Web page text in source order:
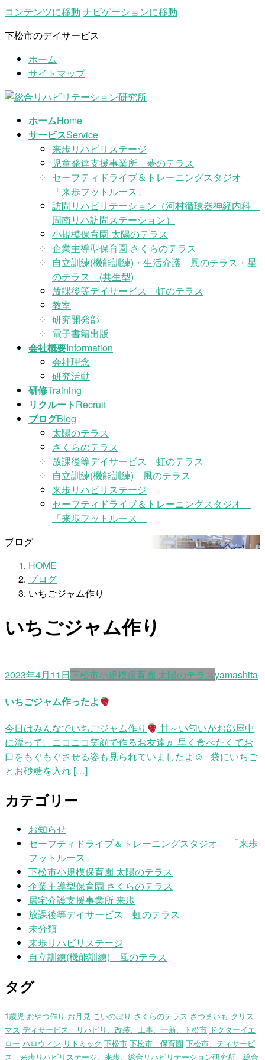
コンテンツに移動 ナビゲーションに移動
下松市のデイサービス
ホーム
サイトマップ
ホームHome
サービスService
来歩リハビリステージ
児童発達支援事業所 夢のテラス
セーフティドライブ＆トレーニングスタジオ
「来歩フットルース」
訪問リハビリテーション（河村循環器神経内科
周南リハ訪問ステーション）
小規模保育園 太陽のテラス
企業主導型保育園 さくらのテラス
自立訓練(機能訓練)・生活介護 風のテラス・星
のテラス (共生型)
放課後等デイサービス 虹のテラス
教室
研究開発部
電子書籍出版
会社概要Information
会社理念
研究活動
研修Training
リクルートRecruit
ブログBlog
太陽のテラス
さくらのテラス
放課後等デイサービス 虹のテラス
自立訓練(機能訓練) 風のテラス
来歩リハビリステージ
セーフティドライブ＆トレーニングスタジオ
「来歩フットルース」
ブログ
HOME
ブログ
いちごジャム作り
いちごジャム作り
2023年4月11日下松市小規模保育園 太陽のテラスyamashita
いちごジャム作ったよ
今日はみんなでいちごジャム作り
甘～い匂いがお部屋中
に漂って、ニコニコ笑顔で作るお友達♬ 早く食べたくてお
口をもぐもぐさせる姿も見られていましたよ☺ 袋にいちご
とお砂糖を入れ […]
カテゴリー
お知らせ
セーフティドライブ＆トレーニングスタジオ 「来歩
フットルース」
下松市小規模保育園 太陽のテラス
企業主導型保育園 さくらのテラス
居宅介護支援事業所 来歩
放課後等デイサービス 虹のテラス
未分類
来歩リハビリステージ
自立訓練(機能訓練) 風のテラス
タグ
1歳児 おやつ作り お月見 こいのぼり さくらのテラス さつまいも クリス
マス ディサービス、リハビリ、改装、工事、一新、下松市 ドクターイエ
ロー ハロウィン リトミック 下松市 下松市 保育園 下松市、ディサービ
ス、来歩リハビリステージ、来歩、総合リハビリテーション研究所、総合